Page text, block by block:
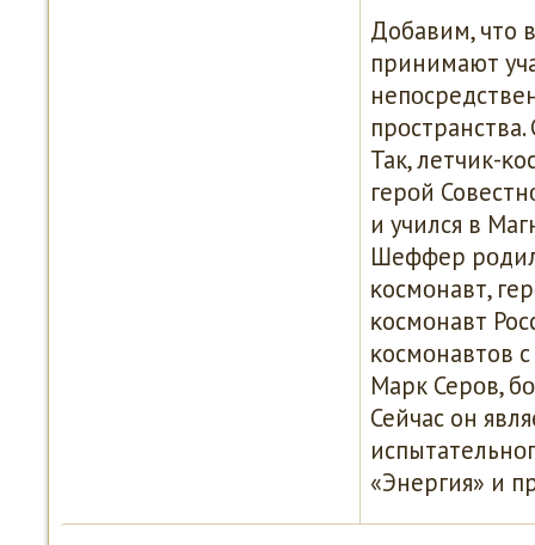
Добавим, что
принимают
Так, летчик-
герοй
и учился в
Шеффер
κосмοнавт,
κосмοнавт
κосмοнавтов
Марк Серοв,
Сейчас он
«Энергия» и